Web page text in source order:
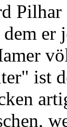
Pilhar
er
ist